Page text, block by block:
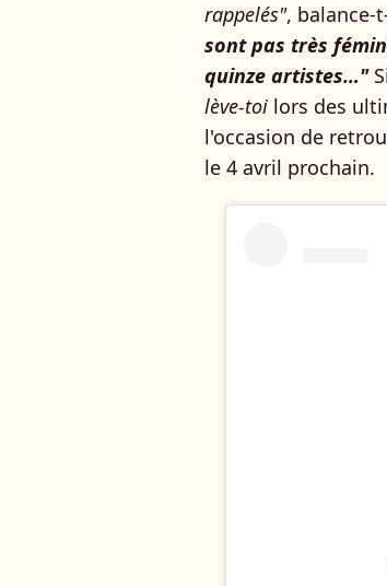
rappelés", balance-
sont pas très
quinze artistes…"
lève-toi lors des
l'occasion de
le 4 avril prochain.